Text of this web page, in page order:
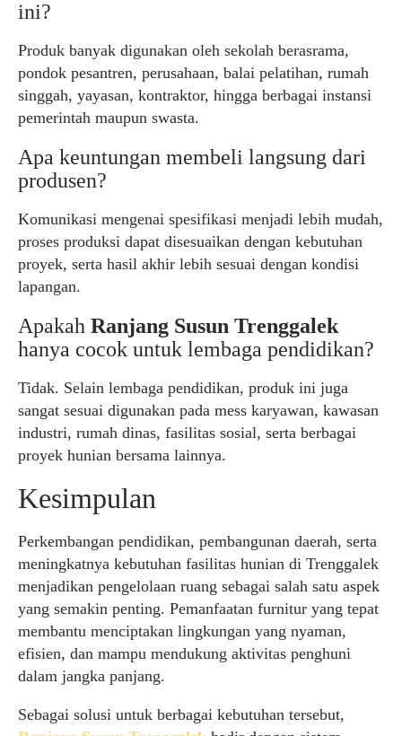
ini?
Produk banyak digunakan oleh sekolah berasrama,
pondok pesantren, perusahaan, balai pelatihan, rumah
singgah, yayasan, kontraktor, hingga berbagai instansi
pemerintah maupun swasta.
Apa keuntungan membeli langsung dari
produsen?
Komunikasi mengenai spesifikasi menjadi lebih mudah,
proses produksi dapat disesuaikan dengan kebutuhan
proyek, serta hasil akhir lebih sesuai dengan kondisi
lapangan.
Apakah Ranjang Susun Trenggalek
hanya cocok untuk lembaga pendidikan?
Tidak. Selain lembaga pendidikan, produk ini juga
sangat sesuai digunakan pada mess karyawan, kawasan
industri, rumah dinas, fasilitas sosial, serta berbagai
proyek hunian bersama lainnya.
Kesimpulan
Perkembangan pendidikan, pembangunan daerah, serta
meningkatnya kebutuhan fasilitas hunian di Trenggalek
menjadikan pengelolaan ruang sebagai salah satu aspek
yang semakin penting. Pemanfaatan furnitur yang tepat
membantu menciptakan lingkungan yang nyaman,
efisien, dan mampu mendukung aktivitas penghuni
dalam jangka panjang.
Sebagai solusi untuk berbagai kebutuhan tersebut,